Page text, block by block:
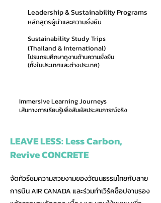
Leadership & Sustainability Programs
หลักสูตรผู้นำและความยั่งยืน
Sustainability Study Trips
(Thailand & International)
โปรแกรมศึกษาดูงานด้านความยั่งยืน
(ทั้งในประเทศและต่างประเทศ)
Immersive Learning Journeys
เส้นทางการเรียนรู้เพื่อสัมผัสประสบการณ์จริง
LEAVE LESS: Less Carbon,
Revive CONCRETE
จัดทัวร์ชมความสวยงามของวัฒนธรรมไทยกับสาย
การบิน AIR CANADA และร่วมทำเวิร์คช็อปจานรอง